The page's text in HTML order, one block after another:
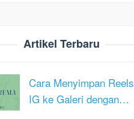
Artikel Terbaru
Cara Menyimpan Reels
IG ke Galeri dengan…